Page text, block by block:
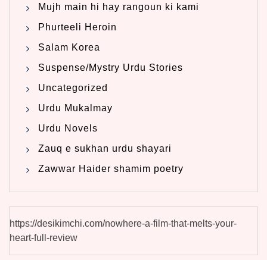
Mujh main hi hay rangoun ki kami
Phurteeli Heroin
Salam Korea
Suspense/Mystry Urdu Stories
Uncategorized
Urdu Mukalmay
Urdu Novels
Zauq e sukhan urdu shayari
Zawwar Haider shamim poetry
https://desikimchi.com/nowhere-a-film-that-melts-your-
heart-full-review